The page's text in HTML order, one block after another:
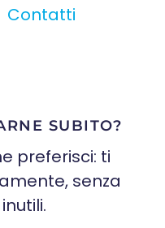
Contatti
SUBITO?
preferisci: ti
senza